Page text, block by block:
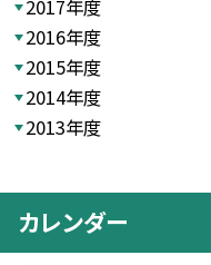
2017年度
2016年度
2015年度
2014年度
2013年度
カレンダー